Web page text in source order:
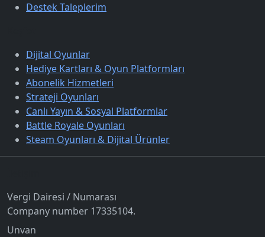
Destek Taleplerim
Dijital Oyunlar
Hediye Kartları & Oyun Platformları
Abonelik Hizmetleri
Strateji Oyunları
Canlı Yayın & Sosyal Platformlar
Battle Royale Oyunları
Steam Oyunları & Dijital Ürünler
Vergi Dairesi / Numarası
Company number 17335104.
Unvan